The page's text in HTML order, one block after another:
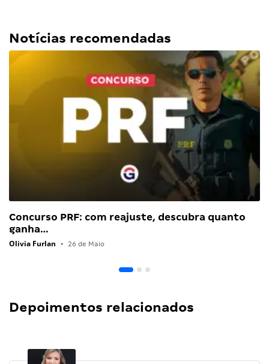
Notícias recomendadas
Concurso PRF: com reajuste, descubra quanto
ganha…
Olivia Furlan • 26 de Maio
Depoimentos relacionados